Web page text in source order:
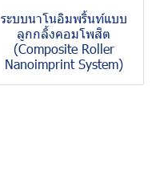
ระบบนาโนอิมพริ้นท์แบบ
ลูกกลิ้งคอมโพสิต
(Composite Roller
Nanoimprint System)